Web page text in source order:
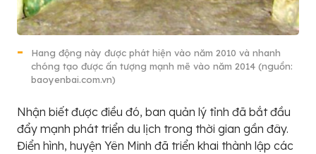
Hang động này được phát hiện vào năm 2010 và nhanh
chóng tạo được ấn tượng mạnh mẽ vào năm 2014 (nguồn:
baoyenbai.com.vn)
Nhận biết được điều đó, ban quản lý tỉnh đã bắt đầu
đẩy mạnh phát triển du lịch trong thời gian gần đây.
Điển hình, huyện Yên Minh đã triển khai thành lập các